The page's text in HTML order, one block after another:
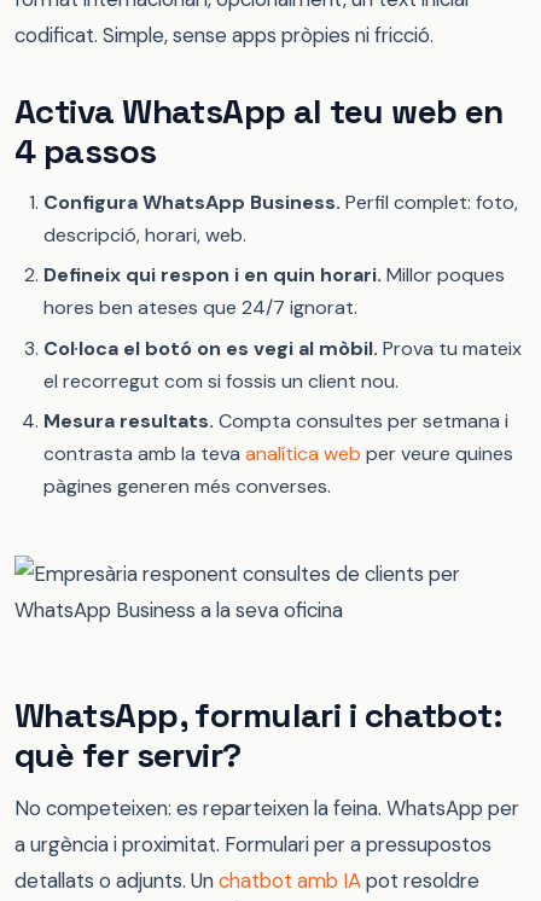
codificat. Simple, sense apps pròpies ni fricció.
Activa WhatsApp al teu web en
4 passos
Configura WhatsApp Business. Perfil complet: foto,
descripció, horari, web.
Defineix qui respon i en quin horari. Millor poques
hores ben ateses que 24/7 ignorat.
Col·loca el botó on es vegi al mòbil. Prova tu mateix
el recorregut com si fossis un client nou.
Mesura resultats. Compta consultes per setmana i
contrasta amb la teva analítica web per veure quines
pàgines generen més converses.
WhatsApp, formulari i chatbot:
què fer servir?
No competeixen: es reparteixen la feina. WhatsApp per
a urgència i proximitat. Formulari per a pressupostos
detallats o adjunts. Unchatbot amb IApot resoldre